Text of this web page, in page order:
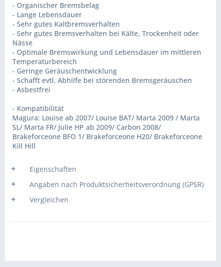
- Organischer Bremsbelag
- Lange Lebensdauer
- Sehr gutes Kaltbremsverhalten
- Sehr gutes Bremsverhalten bei Kälte, Trockenheit oder
Nässe
- Optimale Bremswirkung und Lebensdauer im mittleren
Temperaturbereich
- Geringe Geräuschentwicklung
- Schafft evtl. Abhilfe bei störenden Bremsgeräuschen
- Asbestfrei
- Kompatibilität
Magura: Louise ab 2007/ Louise BAT/ Marta 2009 / Marta
SL/ Marta FR/ Julie HP ab 2009/ Carbon 2008/
Brakeforceone BFO 1/ Brakeforceone H20/ Brakeforceone
Kill Hill
Eigenschaften
Angaben nach Produktsicherheitsverordnung (GPSR)
Vergleichen